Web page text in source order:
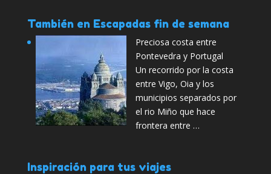
También en Escapadas fin de semana
Preciosa costa entre
Pontevedra y Portugal
Un recorrido por la costa
entre Vigo, Oia y los
municipios separados por
el rio Miño que hace
frontera entre …
Inspiración para tus viajes